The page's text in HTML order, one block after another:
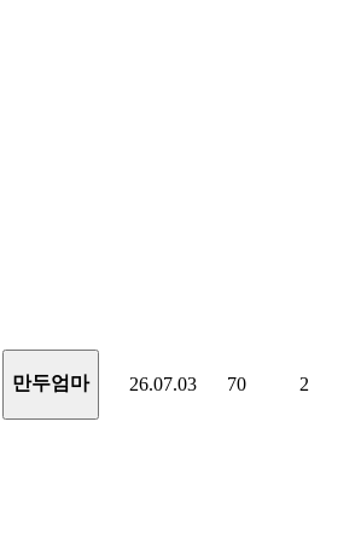
만두엄마 26.07.03 70 2